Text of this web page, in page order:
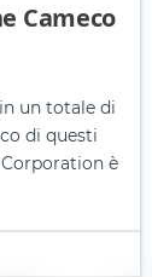
Cameco
un totale di
di questi
è